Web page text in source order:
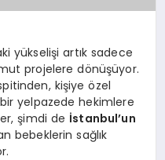
yükselişi artık sadece
projelere dönüşüyor.
kişiye özel
yelpazede hekimlere
şimdi de İstanbul’un
bebeklerin sağlık